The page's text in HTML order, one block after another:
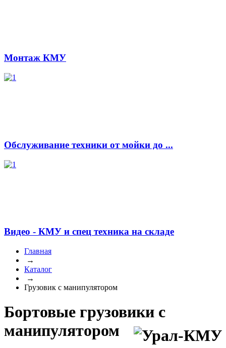
Монтаж КМУ
Обслуживание техники от мойки до ...
Видео - КМУ и спец техника на складе
Главная
→
Каталог
→
Грузовик с манипулятором
Бортовые грузовики с
манипулятором